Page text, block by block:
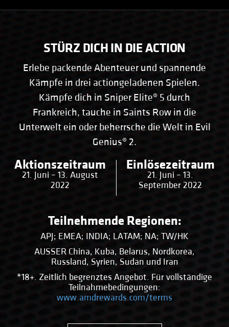
STÜRZ DICH IN DIE ACTION
Erlebe packende Abenteuer und spannende
Kämpfe in drei actiongeladenen Spielen.
Kämpfe dich in Sniper Elite® 5 durch
Frankreich, tauche in Saints Row in die
Unterwelt ein oder beherrsche die Welt in Evil
Genius® 2.
Aktionszeitraum
21. Juni – 13. August
2022
Einlösezeitraum
21. Juni – 13.
September 2022
Teilnehmende Regionen:
APJ; EMEA; INDIA; LATAM; NA; TW/HK
AUSSER China, Kuba, Belarus, Nordkorea,
Russland, Syrien, Sudan und Iran
*18+. Zeitlich begrenztes Angebot. Für vollständige
Teilnahmebedingungen:
www.amdrewards.com/terms